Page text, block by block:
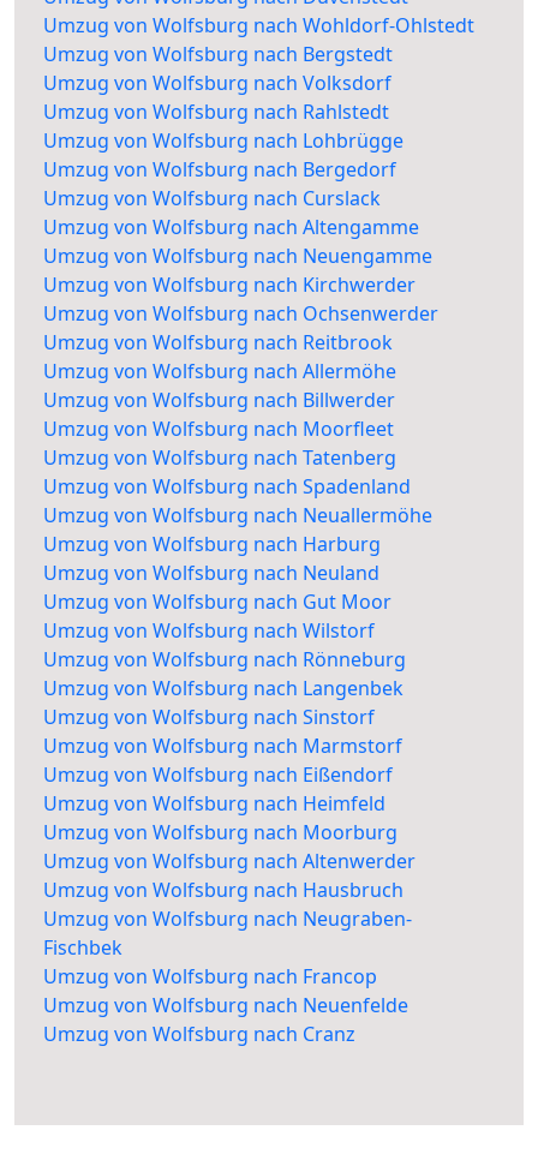
Umzug von Wolfsburg nach Wohldorf-Ohlstedt
Umzug von Wolfsburg nach Bergstedt
Umzug von Wolfsburg nach Volksdorf
Umzug von Wolfsburg nach Rahlstedt
Umzug von Wolfsburg nach Lohbrügge
Umzug von Wolfsburg nach Bergedorf
Umzug von Wolfsburg nach Curslack
Umzug von Wolfsburg nach Altengamme
Umzug von Wolfsburg nach Neuengamme
Umzug von Wolfsburg nach Kirchwerder
Umzug von Wolfsburg nach Ochsenwerder
Umzug von Wolfsburg nach Reitbrook
Umzug von Wolfsburg nach Allermöhe
Umzug von Wolfsburg nach Billwerder
Umzug von Wolfsburg nach Moorfleet
Umzug von Wolfsburg nach Tatenberg
Umzug von Wolfsburg nach Spadenland
Umzug von Wolfsburg nach Neuallermöhe
Umzug von Wolfsburg nach Harburg
Umzug von Wolfsburg nach Neuland
Umzug von Wolfsburg nach Gut Moor
Umzug von Wolfsburg nach Wilstorf
Umzug von Wolfsburg nach Rönneburg
Umzug von Wolfsburg nach Langenbek
Umzug von Wolfsburg nach Sinstorf
Umzug von Wolfsburg nach Marmstorf
Umzug von Wolfsburg nach Eißendorf
Umzug von Wolfsburg nach Heimfeld
Umzug von Wolfsburg nach Moorburg
Umzug von Wolfsburg nach Altenwerder
Umzug von Wolfsburg nach Hausbruch
Umzug von Wolfsburg nach Neugraben-
Fischbek
Umzug von Wolfsburg nach Francop
Umzug von Wolfsburg nach Neuenfelde
Umzug von Wolfsburg nach Cranz